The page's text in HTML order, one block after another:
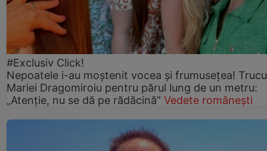
#Exclusiv Click!
Nepoatele i-au moștenit vocea și frumusețea!
Mariei Dragomiroiu pentru părul lung de un metru:
„Atenție, nu se dă pe rădăcină” Vedete românești